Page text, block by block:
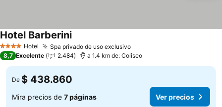
4 EstrellasHotel Spa privado de uso exclusivoVer precios
Hotel BarberiniVer precios
8,7 Excelente 2.484 a 1.4 km de: Coliseo
De $ 438.860
Mira precios de 7 páginas Ver precios